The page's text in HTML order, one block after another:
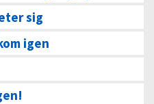
sig
igen